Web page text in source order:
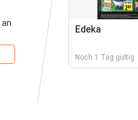
an
Edeka
Noch 1 Tag gültig